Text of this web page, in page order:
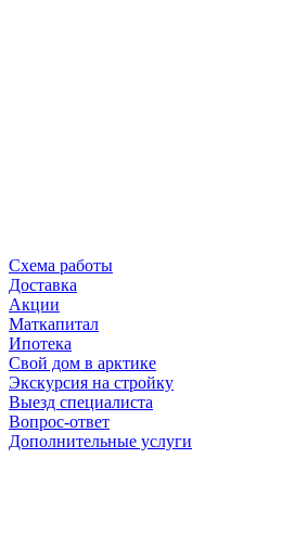
Схема работы
Доставка
Акции
Маткапитал
Ипотека
Свой дом в арктике
Экскурсия на стройку
Выезд специалиста
Вопрос-ответ
Дополнительные услуги